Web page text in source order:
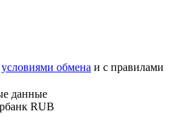
условиями обмена и с правилами
данные
RUB